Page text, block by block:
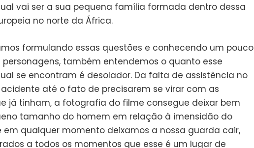
vai ser a sua pequena família formada dentro dessa
no norte da África.
formulando essas questões e conhecendo um pouco
personagens, também entendemos o quanto esse
se encontram é desolador. Da falta de assistência no
até o fato de precisarem se virar com as
já tinham, a fotografia do filme consegue deixar bem
tamanho do homem em relação à imensidão do
em qualquer momento deixamos a nossa guarda cair,
a todos os momentos que esse é um lugar de